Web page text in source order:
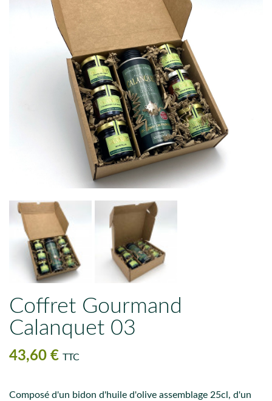
Coffret Gourmand
Calanquet 03
43,60 € TTC
Composé d'un bidon d'huile d'olive assemblage 25cl, d'un